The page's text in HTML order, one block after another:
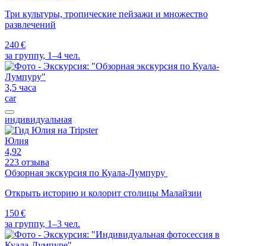
Три культуры, тропические пейзажи и множество
развлечений
240 €
за группу, 1–4 чел.
3,5 часа
car
индивидуальная
Юлия
4,92
223 отзыва
Обзорная экскурсия по Куала-Лумпуру
Открыть историю и колорит столицы Малайзии
150 €
за группу, 1–3 чел.